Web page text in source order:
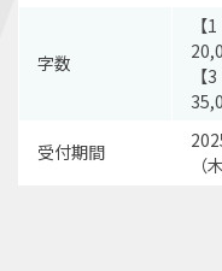
字数
【
【
受付期間